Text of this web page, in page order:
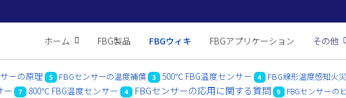
ホーム FBG製品 FBGウィキ FBGアプリケーション その他
ーの原理 5 FBGセンサーの温度補償 3 500℃ FBG温度センサー 4 FBG線形温度感知火
ー 7 800℃ FBG温度センサー 4 FBGセンサーの応用に関する質問 9 FBGセンサーの